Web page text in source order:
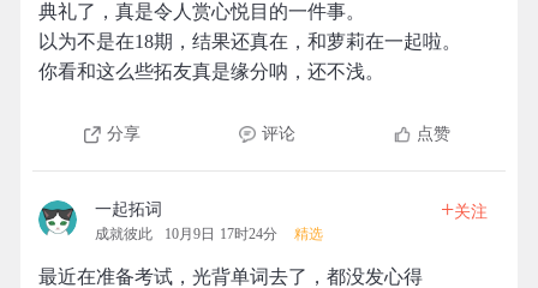
典礼了，真是令人赏心悦目的一件事。
以为不是在18期，结果还真在，和萝莉在一起啦。
你看和这么些拓友真是缘分呐，还不浅。
分享 评论 点赞
一起拓词
成就彼此 10月9日 17时24分 精选
+关注
最近在准备考试，光背单词去了，都没发心得